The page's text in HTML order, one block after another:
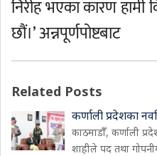
निरीह भएका कारण हामी
छौं।’ अन्नपूर्णपोष्टबाट
Related Posts
कर्णाली प्रदेशका
काठमाडौँ, कर्णाली
शाहीले पद तथा